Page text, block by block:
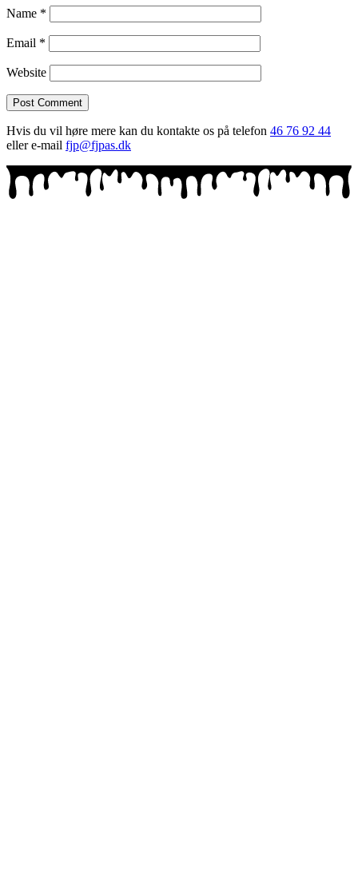
Name *
Email *
Website
Hvis du vil høre mere kan du kontakte os på telefon 46 76 92 44
eller e-mail fjp@fjpas.dk